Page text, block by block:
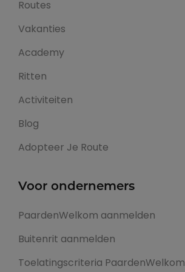
Routes
Vakanties
Academy
Ritten
Activiteiten
Blog
Adopteer Je Route
Voor ondernemers
PaardenWelkom aanmelden
Buitenrit aanmelden
Toelatingscriteria PaardenWelkom